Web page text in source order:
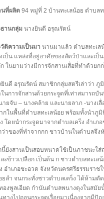
นที่ผลิต 94 หมู่ที่ 2 บ้านทะเลน้อย ตำบล
ธานกลุ่ม นางยินดี อรุณรัตน์
ติความเป็นมา นานมาแล้ว ตำบลทะเ
ป็น แหล่งที่อยู่อาศัยของสัตว์ป่าและเ
ในยามว่างมีการจักสานเสื่อที่ทำด้วยก
ยินดี อรุณรัตน์ สมาชิกกลุ่มสตรีเล่าว่า
การจักสานด้วยกระจูดที่เท่าสมารถบั
ายจับ – นางคล้าย และนายลาภ -นาง
กในพื้นที่ตำบลทะเลน้อย พร้อมทั้งนำภู
โดยนำกระจูดมาจากตำบลเคร็ง อำเ
ว่าของที่ทำจากกก ชาวบ้านในตำบลจึง
ยังสานเป็นสอบหนาดใช้เป็นภาชนะใส่
ะข้าวเปลือก เป็นต้น ก ชาวตำบลทะเล
อำเภอชะอวด จังหวัดนครศรีธรรมรา
ยลำ จนกระทั่งชาวตำบลเคร็ง ได้ห้าม
องพูลเอียด กำนันตำบลพนางตุงในสมั
ทางไปถอนกระจูดเรื่อยมาเนื่องจากมี